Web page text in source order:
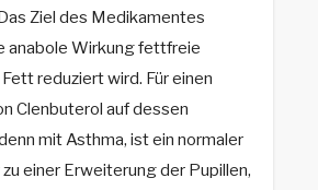
Ziel des Medikamentes
anabole Wirkung fettfreie
reduziert wird. Für einen
Clenbuterol auf dessen
mit Asthma, ist ein normaler
einer Erweiterung der Pupillen,